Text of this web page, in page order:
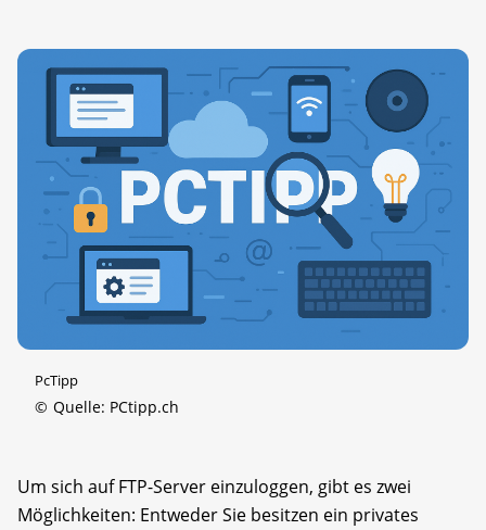
PcTipp
© Quelle: PCtipp.ch
Um sich auf FTP-Server einzuloggen, gibt es zwei
Möglichkeiten: Entweder Sie besitzen ein privates